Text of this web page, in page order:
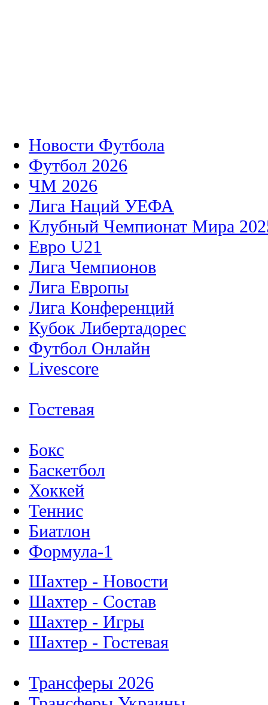
Новости Футбола
Футбол 2026
ЧМ 2026
Лига Наций УЕФА
Клубный Чемпионат Мира
Евро U21
Лига Чемпионов
Лига Европы
Лига Конференций
Кубок Либертадорес
Футбол Онлайн
Livescore
Гостевая
Бокс
Баскетбол
Хоккей
Теннис
Биатлон
Формула-1
Шахтер - Новости
Шахтер - Состав
Шахтер - Игры
Шахтер - Гостевая
Трансферы 2026